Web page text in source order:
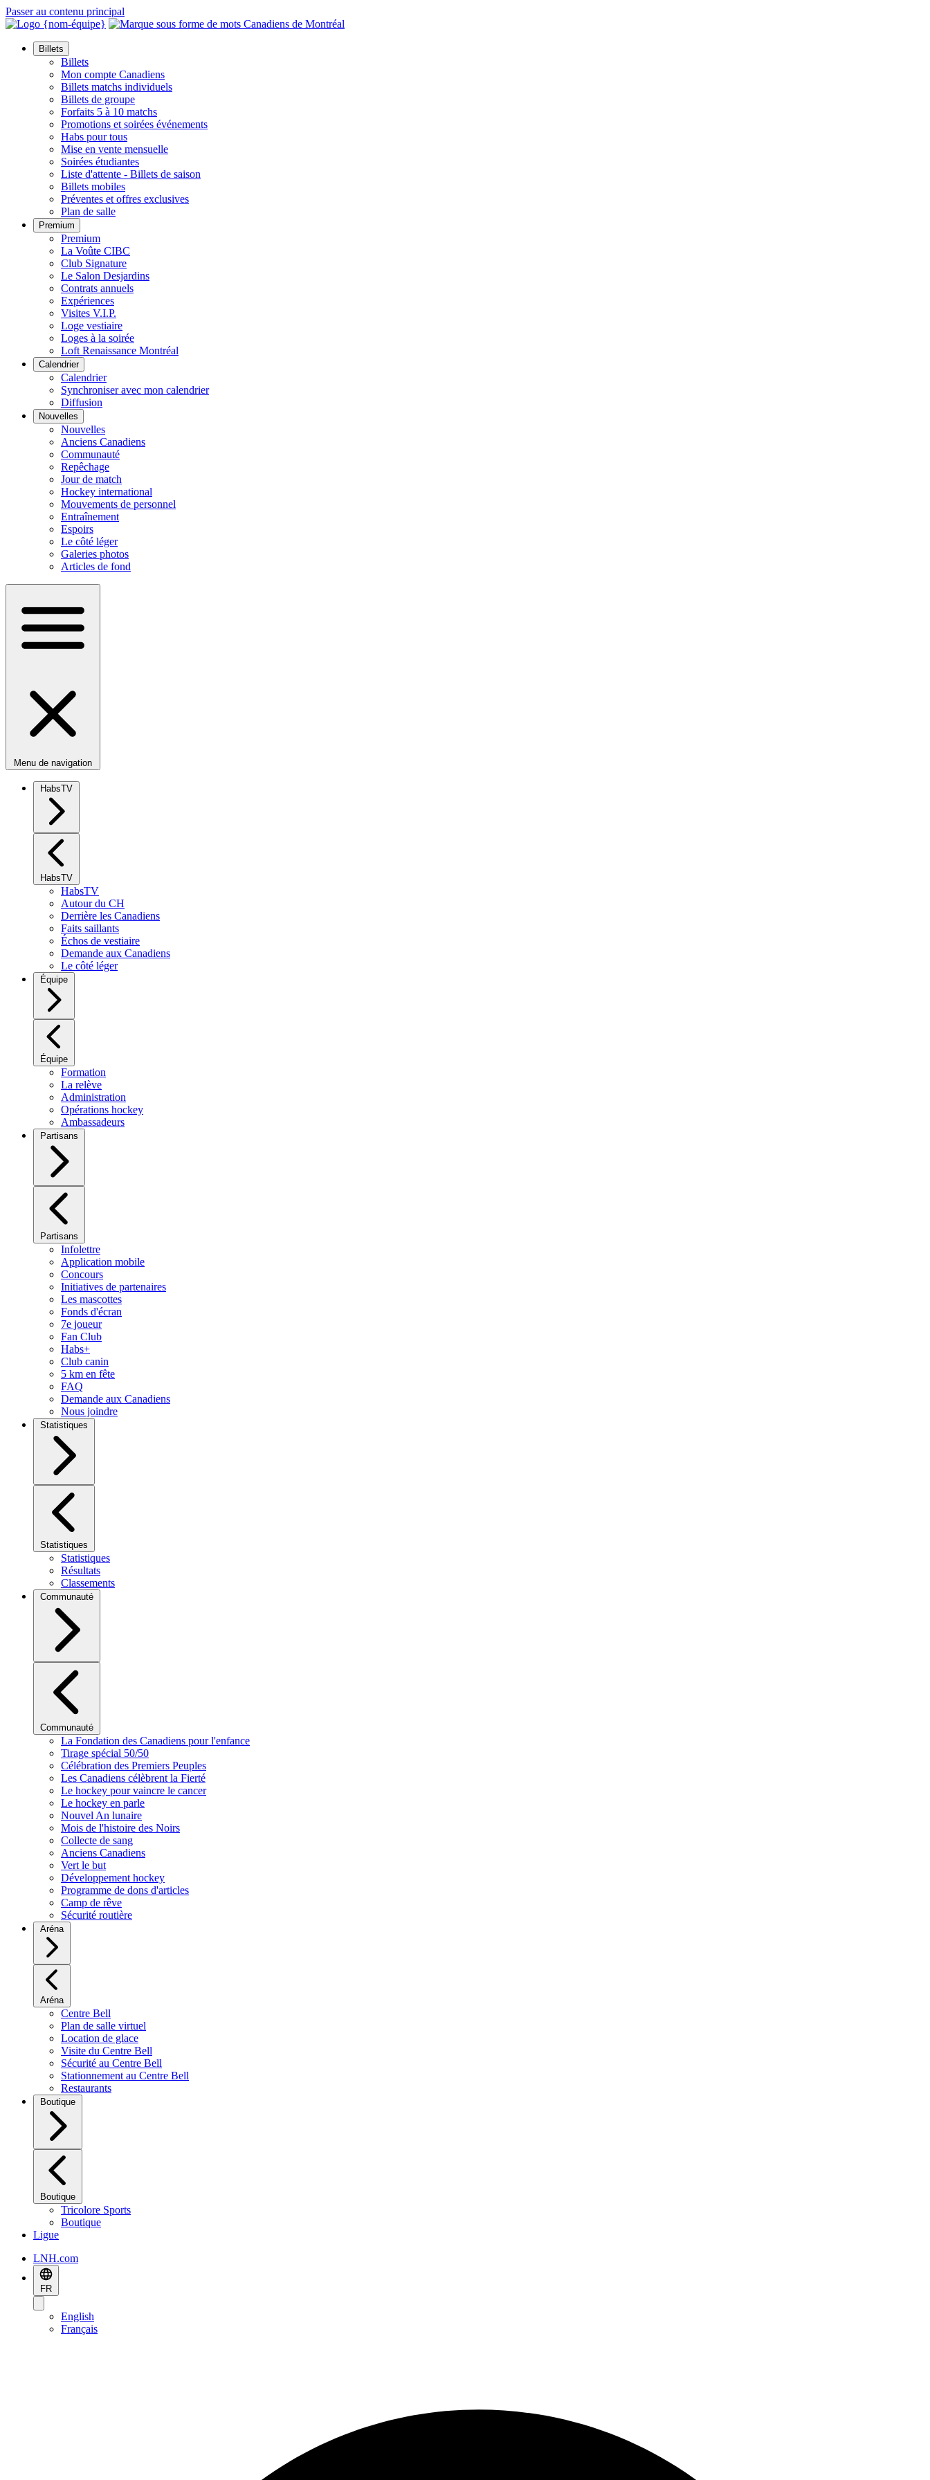
Passer au contenu principal
Billets
Billets
Mon compte Canadiens
Billets matchs individuels
Billets de groupe
Forfaits 5 à 10 matchs
Promotions et soirées événements
Habs pour tous
Mise en vente mensuelle
Soirées étudiantes
Liste d'attente - Billets de saison
Billets mobiles
Préventes et offres exclusives
Plan de salle
Premium
Premium
La Voûte CIBC
Club Signature
Le Salon Desjardins
Contrats annuels
Expériences
Visites V.I.P.
Loge vestiaire
Loges à la soirée
Loft Renaissance Montréal
Calendrier
Calendrier
Synchroniser avec mon calendrier
Diffusion
Nouvelles
Nouvelles
Anciens Canadiens
Communauté
Repêchage
Jour de match
Hockey international
Mouvements de personnel
Entraînement
Espoirs
Le côté léger
Galeries photos
Articles de fond
Menu de navigation
HabsTV
HabsTV
HabsTV
Autour du CH
Derrière les Canadiens
Faits saillants
Échos de vestiaire
Demande aux Canadiens
Le côté léger
Équipe
Équipe
Formation
La relève
Administration
Opérations hockey
Ambassadeurs
Partisans
Partisans
Infolettre
Application mobile
Concours
Initiatives de partenaires
Les mascottes
Fonds d'écran
7e joueur
Fan Club
Habs+
Club canin
5 km en fête
FAQ
Demande aux Canadiens
Nous joindre
Statistiques
Statistiques
Statistiques
Résultats
Classements
Communauté
Communauté
La Fondation des Canadiens pour l'enfance
Tirage spécial 50/50
Célébration des Premiers Peuples
Les Canadiens célèbrent la Fierté
Le hockey pour vaincre le cancer
Le hockey en parle
Nouvel An lunaire
Mois de l'histoire des Noirs
Collecte de sang
Anciens Canadiens
Vert le but
Développement hockey
Programme de dons d'articles
Camp de rêve
Sécurité routière
Aréna
Aréna
Centre Bell
Plan de salle virtuel
Location de glace
Visite du Centre Bell
Sécurité au Centre Bell
Stationnement au Centre Bell
Restaurants
Boutique
Boutique
Tricolore Sports
Boutique
Ligue
LNH.com
FR
English
Français